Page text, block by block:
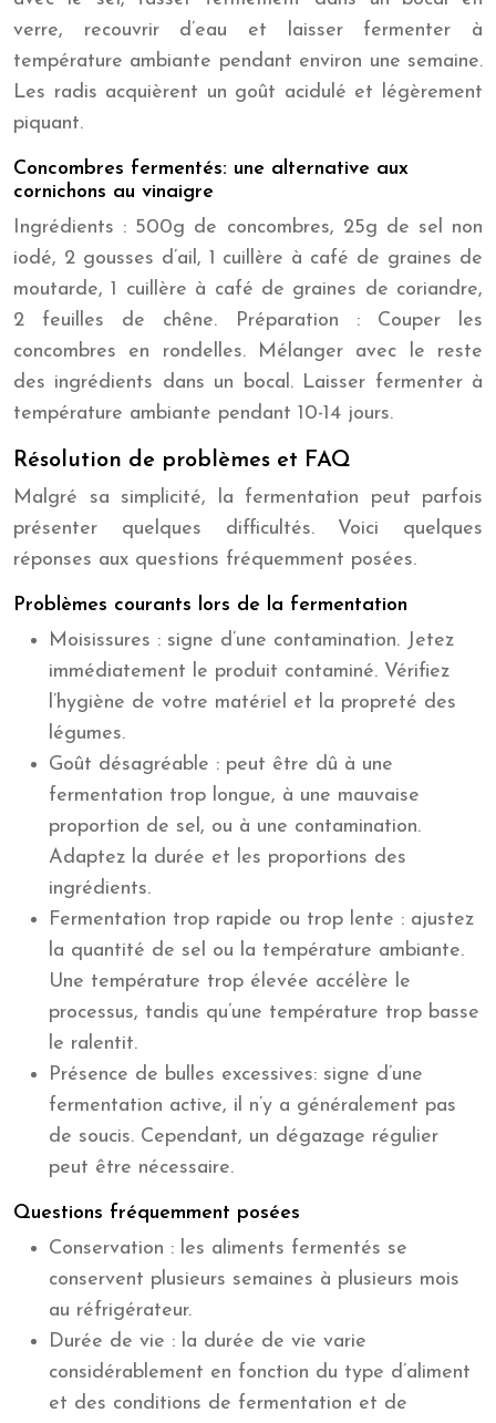
verre, recouvrir d’eau et laisser fermenter à
température ambiante pendant environ une semaine.
Les radis acquièrent un goût acidulé et légèrement
piquant.
Concombres fermentés: une alternative aux
cornichons au vinaigre
Ingrédients : 500g de concombres, 25g de sel non
iodé, 2 gousses d’ail, 1 cuillère à café de graines de
moutarde, 1 cuillère à café de graines de coriandre,
2 feuilles de chêne. Préparation : Couper les
concombres en rondelles. Mélanger avec le reste
des ingrédients dans un bocal. Laisser fermenter à
température ambiante pendant 10-14 jours.
Résolution de problèmes et FAQ
Malgré sa simplicité, la fermentation peut parfois
présenter quelques difficultés. Voici quelques
réponses aux questions fréquemment posées.
Problèmes courants lors de la fermentation
Moisissures : signe d’une contamination. Jetez
immédiatement le produit contaminé. Vérifiez
l’hygiène de votre matériel et la propreté des
légumes.
Goût désagréable : peut être dû à une
fermentation trop longue, à une mauvaise
proportion de sel, ou à une contamination.
Adaptez la durée et les proportions des
ingrédients.
Fermentation trop rapide ou trop lente : ajustez
la quantité de sel ou la température ambiante.
Une température trop élevée accélère le
processus, tandis qu’une température trop basse
le ralentit.
Présence de bulles excessives: signe d’une
fermentation active, il n’y a généralement pas
de soucis. Cependant, un dégazage régulier
peut être nécessaire.
Questions fréquemment posées
Conservation : les aliments fermentés se
conservent plusieurs semaines à plusieurs mois
au réfrigérateur.
Durée de vie : la durée de vie varie
considérablement en fonction du type d’aliment
et des conditions de fermentation et de